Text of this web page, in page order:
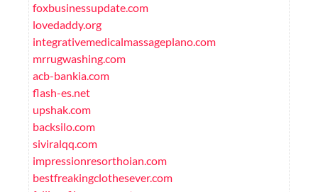
foxbusinessupdate.com
lovedaddy.org
integrativemedicalmassageplano.com
mrrugwashing.com
acb-bankia.com
flash-es.net
upshak.com
backsilo.com
siviralqq.com
impressionresorthoian.com
bestfreakingclothesever.com